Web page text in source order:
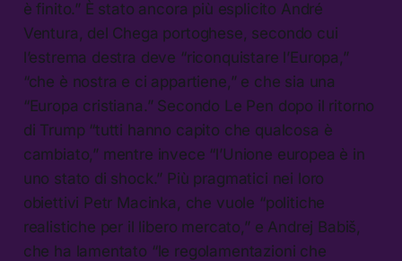
è finito.” È stato ancora più esplicito André
Ventura, del Chega portoghese, secondo cui
l’estrema destra deve “riconquistare l’Europa,”
“che è nostra e ci appartiene,” e che sia una
“Europa cristiana.” Secondo Le Pen dopo il ritorno
di Trump “tutti hanno capito che qualcosa è
cambiato,” mentre invece “l’Unione europea è in
uno stato di shock.” Più pragmatici nei loro
obiettivi Petr Macinka, che vuole “politiche
realistiche per il libero mercato,” e Andrej Babiš,
che ha lamentato “le regolamentazioni che